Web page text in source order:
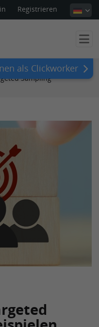
Registrieren
als Clickworker
Sampling